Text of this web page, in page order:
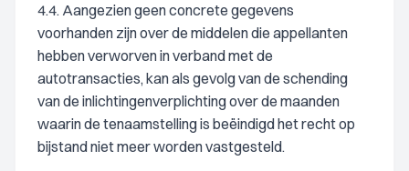
4.4. Aangezien geen concrete gegevens
voorhanden zijn over de middelen die appellanten
hebben verworven in verband met de
autotransacties, kan als gevolg van de schending
van de inlichtingenverplichting over de maanden
waarin de tenaamstelling is beëindigd het recht op
bijstand niet meer worden vastgesteld.